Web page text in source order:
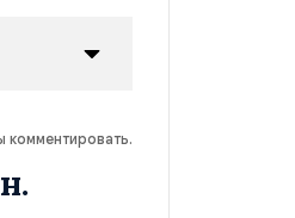
комментировать.